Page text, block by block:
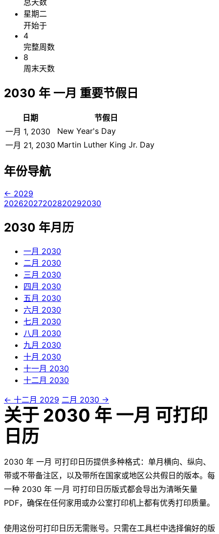
星期二
开始于
4
完整周数
8
周末天数
2030 年 一月 重要节假日
日期
节假日
一月 1, 2030
New Year's Day
一月 21, 2030 Martin Luther King Jr. Day
年份导航
← 2029
20262027202820292030
2030 年月历
一月 2030
二月 2030
三月 2030
四月 2030
五月 2030
六月 2030
七月 2030
八月 2030
九月 2030
十月 2030
十一月 2030
十二月 2030
← 十二月 2029 二月 2030 →
关于 2030 年 一月 可打印
日历
2030 年 一月 可打印日历提供多种格式：单月横向、纵向、
带或不带备注区，以及带所在国家或地区公共假日的版本。每
一种 2030 年 一月 可打印日历版式都会导出为清晰矢量
PDF，确保在任何家用或办公室打印机上都有优秀打印质量。
使用这份可打印日历无需账号。只需在工具栏中选择偏好的版